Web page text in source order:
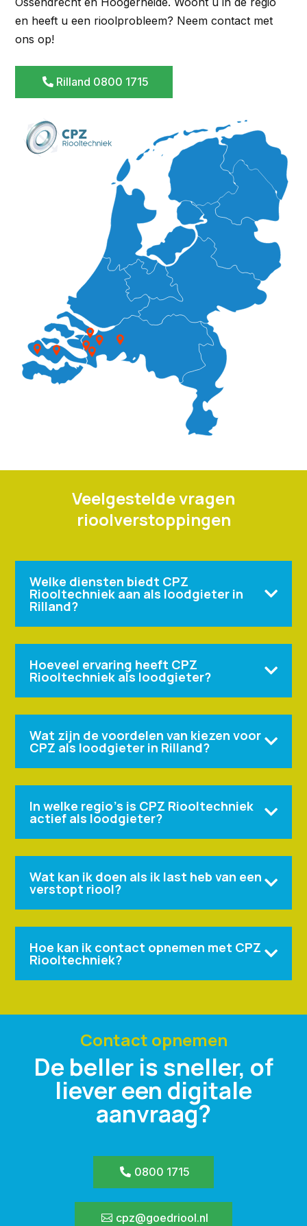
en heeft u een rioolprobleem? Neem contact met
ons op!
Rilland 0800 1715
Veelgestelde vragen
rioolverstoppingen
Welke diensten biedt CPZ
Riooltechniek aan als loodgieter in
Rilland?

Hoeveel ervaring heeft CPZ
Riooltechniek als loodgieter? 
Wat zijn de voordelen van kiezen voor
CPZ als loodgieter in Rilland? 
In welke regio’s is CPZ Riooltechniek
actief als loodgieter? 
Wat kan ik doen als ik last heb van een
verstopt riool? 
Hoe kan ik contact opnemen met CPZ
Riooltechniek? 
Contact opnemen
De beller is sneller, of
liever een digitale
aanvraag?
0800 1715
cpz@goedriool.nl